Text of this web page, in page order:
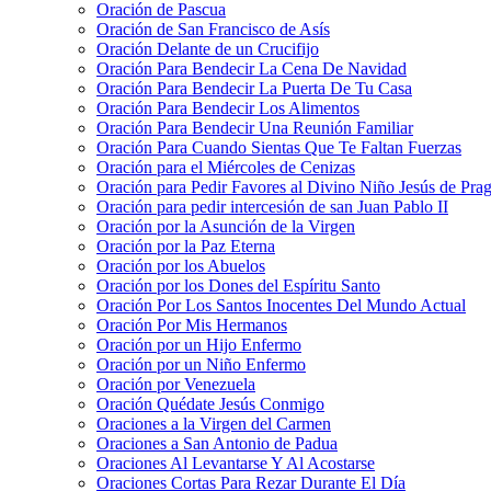
Oración de Pascua
Oración de San Francisco de Asís
Oración Delante de un Crucifijo
Oración Para Bendecir La Cena De Navidad
Oración Para Bendecir La Puerta De Tu Casa
Oración Para Bendecir Los Alimentos
Oración Para Bendecir Una Reunión Familiar
Oración Para Cuando Sientas Que Te Faltan Fuerzas
Oración para el Miércoles de Cenizas
Oración para Pedir Favores al Divino Niño Jesús de
Oración para pedir intercesión de san Juan Pablo II
Oración por la Asunción de la Virgen
Oración por la Paz Eterna
Oración por los Abuelos
Oración por los Dones del Espíritu Santo
Oración Por Los Santos Inocentes Del Mundo Actual
Oración Por Mis Hermanos
Oración por un Hijo Enfermo
Oración por un Niño Enfermo
Oración por Venezuela
Oración Quédate Jesús Conmigo
Oraciones a la Virgen del Carmen
Oraciones a San Antonio de Padua
Oraciones Al Levantarse Y Al Acostarse
Oraciones Cortas Para Rezar Durante El Día